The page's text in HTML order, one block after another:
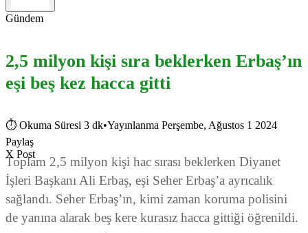
Gündem
2,5 milyon kişi sıra beklerken Erbaş’ın
eşi beş kez hacca gitti
⏱ Okuma Süresi 3 dk•Yayınlanma Perşembe, Ağustos 1 2024
Paylaş
X Post
Toplam 2,5 milyon kişi hac sırası beklerken Diyanet
İşleri Başkanı Ali Erbaş, eşi Seher Erbaş’a ayrıcalık
sağlandı. Seher Erbaş’ın, kimi zaman koruma polisini
de yanına alarak beş kere kurasız hacca gittiği öğrenildi.